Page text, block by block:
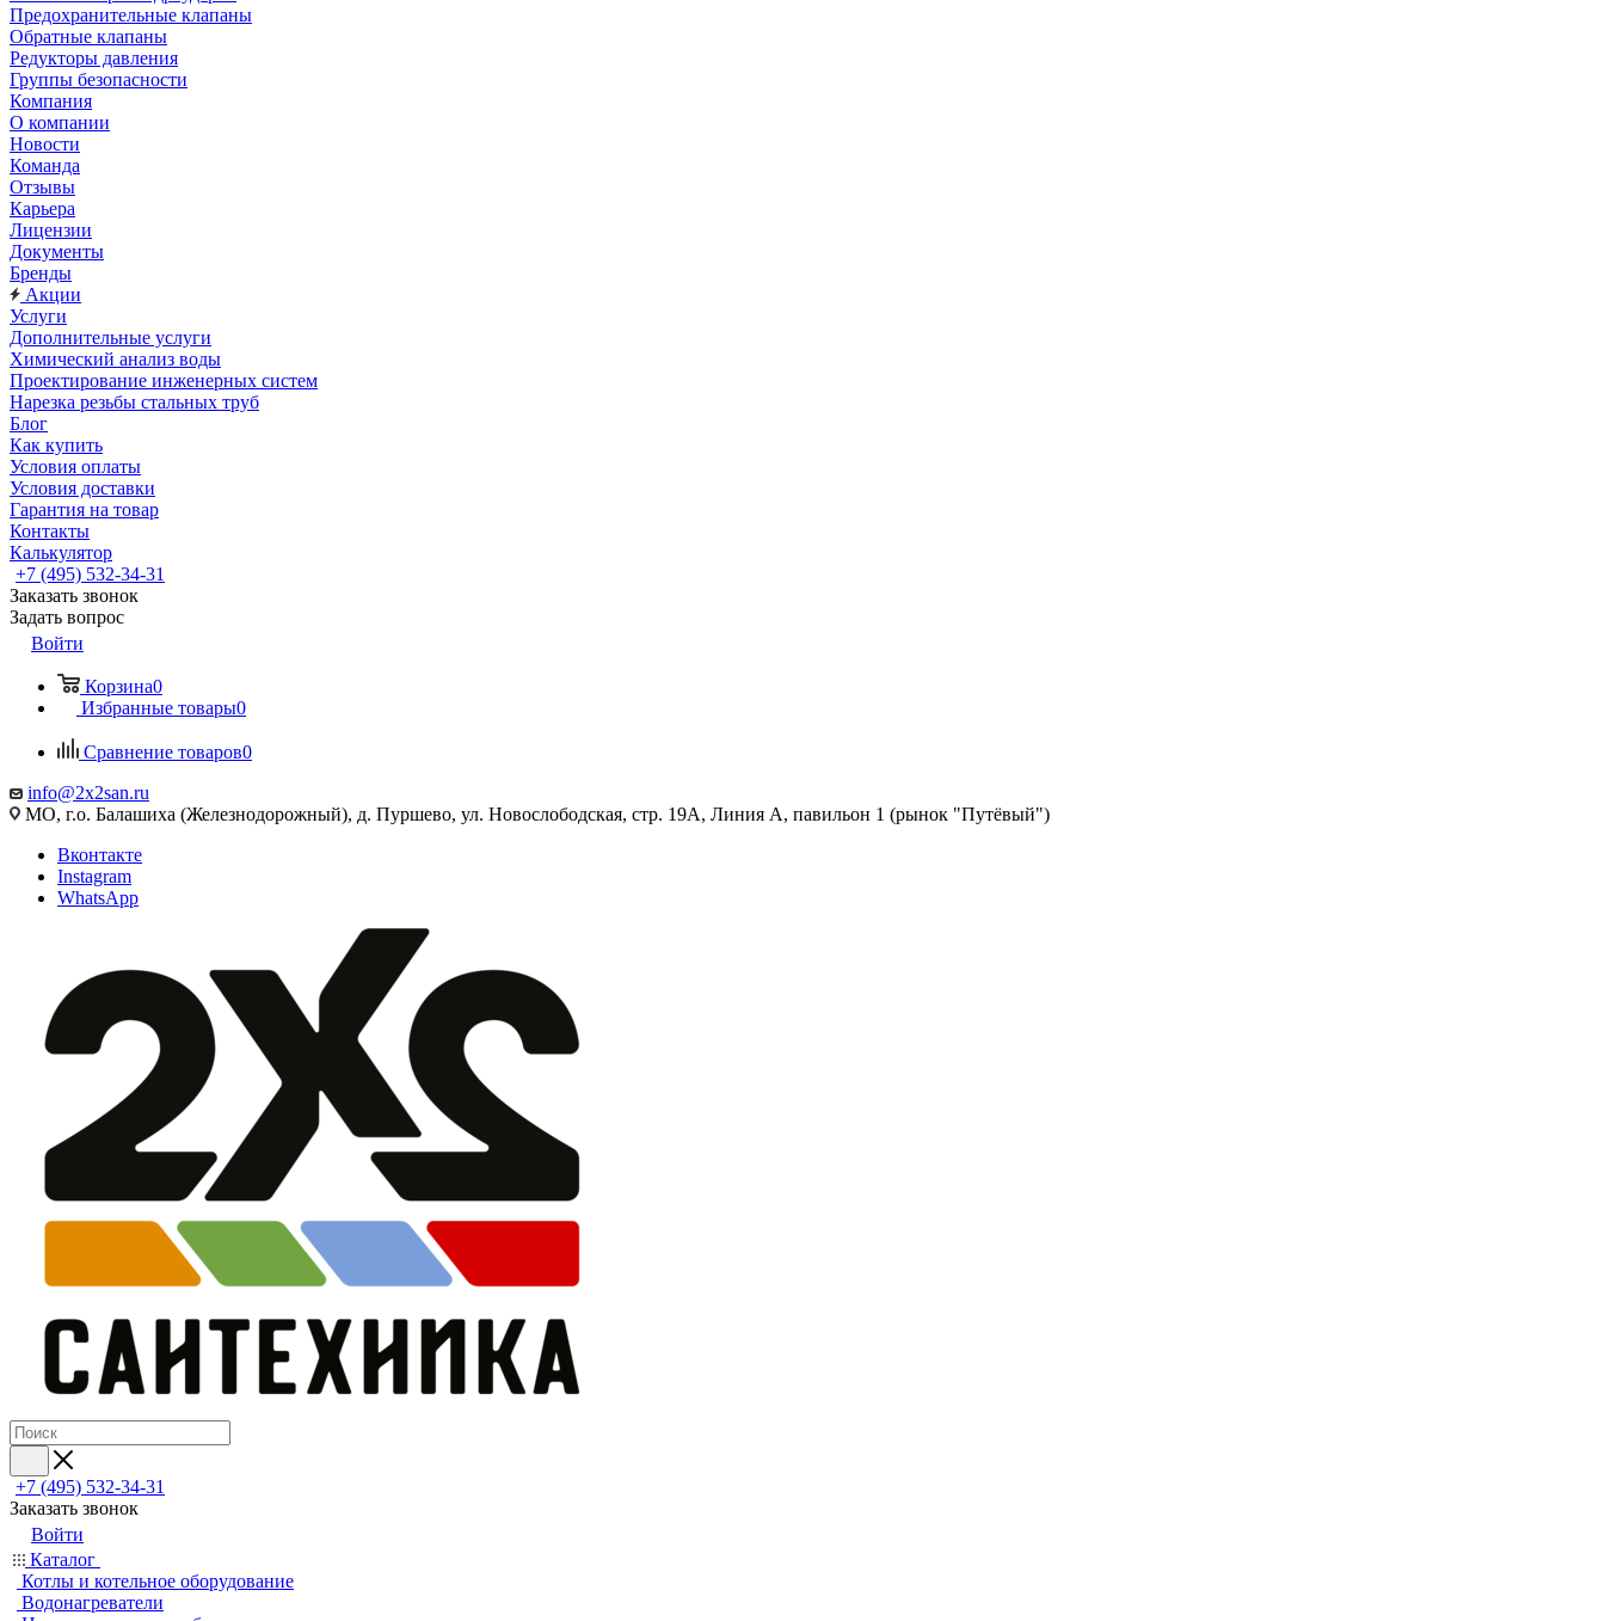
Предохранительные клапаны
Обратные клапаны
Редукторы давления
Группы безопасности
Компания
О компании
Новости
Команда
Отзывы
Карьера
Лицензии
Документы
Бренды
Акции
Услуги
Дополнительные услуги
Химический анализ воды
Проектирование инженерных систем
Нарезка резьбы стальных труб
Блог
Как купить
Условия оплаты
Условия доставки
Гарантия на товар
Контакты
Калькулятор
+7 (495) 532‑34‑31
Заказать звонок
Задать вопрос
Войти
Корзина0
Избранные товары0
Сравнение товаров0
info@2x2san.ru
МО, г.о. Балашиха (Железнодорожный), д. Пуршево, ул. Новослободская, стр. 19А, Линия А, павильон 1 (рынок "Путёвый")
Вконтакте
Instagram
WhatsApp
+7 (495) 532‑34‑31
Заказать звонок
Войти
Каталог
Котлы и котельное оборудование
Водонагреватели